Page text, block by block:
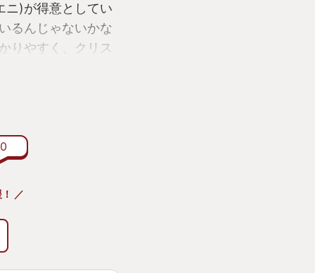
ニ)が得意としてい
るんじゃないかな
りやすく、クリス
出来ます。大人向
つつも、仮面ライ
動かすキャラクタ
公のクライヴは見
想いを背負って戦
がらしっかりとヒ
ガブもみんな好
0
／